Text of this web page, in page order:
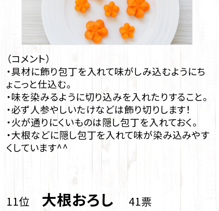
（コメント）
・具材に飾り包丁を入れて味がしみ込むようにち
ょこっと仕込む。
・味を染みるように切り込みを入れたりすること。
・必ず人参やしいたけなどは飾り切りします！
・火が通りにくいものは隠し包丁を入れておく。
・大根などに隠し包丁を入れて味が染み込みやす
くしています^^
11位 大根おろし 41票